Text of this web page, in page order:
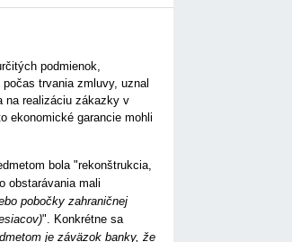
podmienok,
trvania zmluvy, uznal
na realizáciu zákazky v
ekonomické garancie mohli
bola "rekonštrukcia,
obstarávania mali
pobočky zahraničnej
". Konkrétne sa
je záväzok banky, že